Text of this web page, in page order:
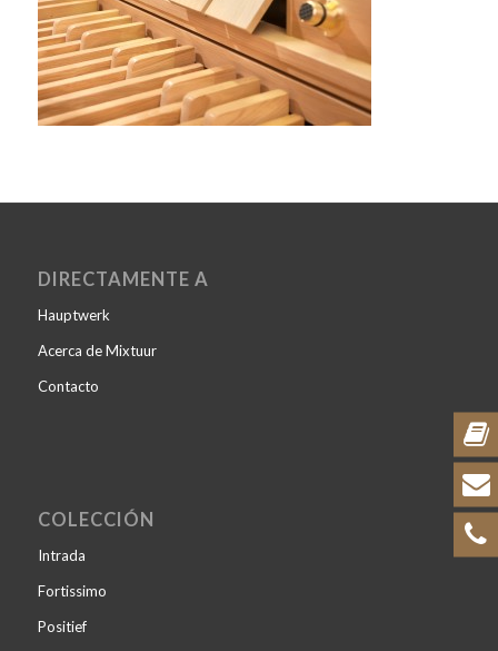
DIRECTAMENTE A
Hauptwerk
Acerca de Mixtuur
Contacto
COLECCIÓN
Intrada
Fortissimo
Positief